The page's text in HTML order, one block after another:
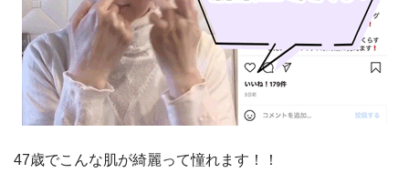
47歳でこんな肌が綺麗って憧れます！！